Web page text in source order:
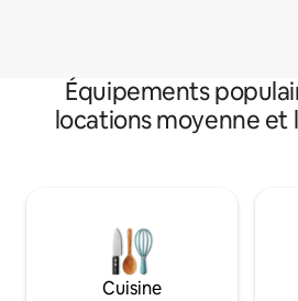
Équipements
locations moyenne et
Cuisine